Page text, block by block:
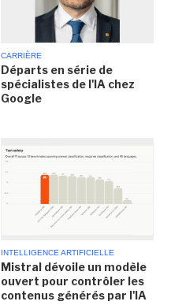
CARRIÈRE
Départs en série de
spécialistes de l'IA chez
Google
INTELLIGENCE ARTIFICIELLE
Mistral dévoile un modèle
ouvert pour contrôler les
contenus générés par l'IA